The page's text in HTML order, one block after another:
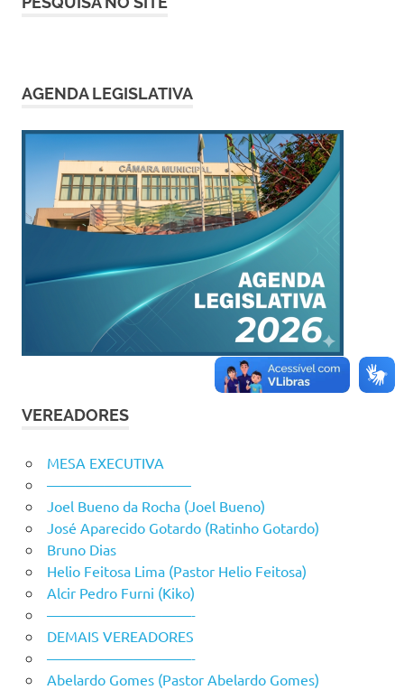
AGENDA LEGISLATIVA
VEREADORES
MESA EXECUTIVA
——————————
Joel Bueno da Rocha (Joel Bueno)
José Aparecido Gotardo (Ratinho Gotardo)
Bruno Dias
Helio Feitosa Lima (Pastor Helio Feitosa)
Alcir Pedro Furni (Kiko)
——————————-
DEMAIS VEREADORES
——————————-
Abelardo Gomes (Pastor Abelardo Gomes)